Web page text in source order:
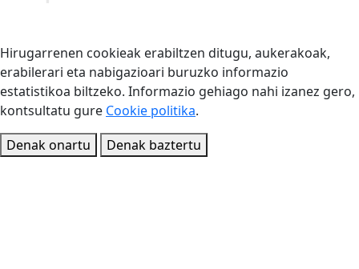
Hirugarrenen cookieak erabiltzen ditugu, aukerakoak,
erabilerari eta nabigazioari buruzko informazio
estatistikoa biltzeko. Informazio gehiago nahi izanez gero,
kontsultatu gure Cookie politika.
Denak onartu
Denak baztertu